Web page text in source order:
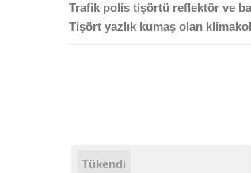
Trafik polis tişörtü reflektör ve
Tişört yazlık kumaş olan
Tükendi